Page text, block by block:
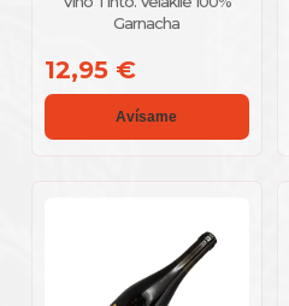
Garnacha
12,95 €
Avísame